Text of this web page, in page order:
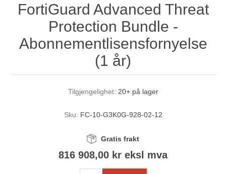
FortiGuard Advanced Threat
Protection Bundle -
Abonnementlisensfornyelse
(1 år)
Tilgjengelighet: 20+ på lager
Sku: FC-10-G3K0G-928-02-12
Gratis frakt
816 908,00 kr eksl mva